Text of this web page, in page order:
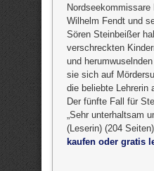
Wilhelm Fendt und
Sören Steinbeißer
verschreckten
und
sie sich auf
die beliebte Lehrerin
Der fünfte Fall für
„Sehr unterhaltsam
(Leserin) (204
kaufen oder gratis